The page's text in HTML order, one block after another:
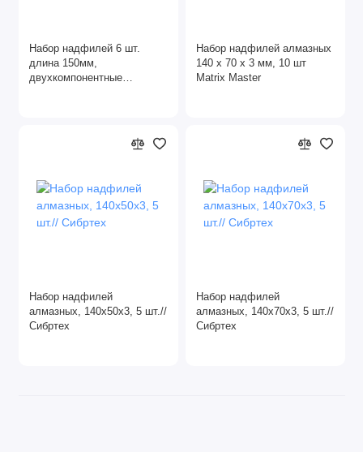
Домкраты
Зубила
Сварочные работы
Ящики, сумки для инструментов
Набор надфилей 6 шт.
длина 150мм,
двухкомпонентные
Набор надфилей алмазных
140 х 70 х 3 мм, 10 шт
Matrix Master
Набор надфилей
алмазных, 140х50х3, 5 шт.//
Сибртех
Набор надфилей
алмазных, 140х70х3, 5 шт.//
Сибртех